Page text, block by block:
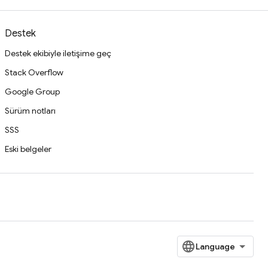
Destek
Destek ekibiyle iletişime geç
Stack Overflow
Google Group
Sürüm notları
SSS
Eski belgeler